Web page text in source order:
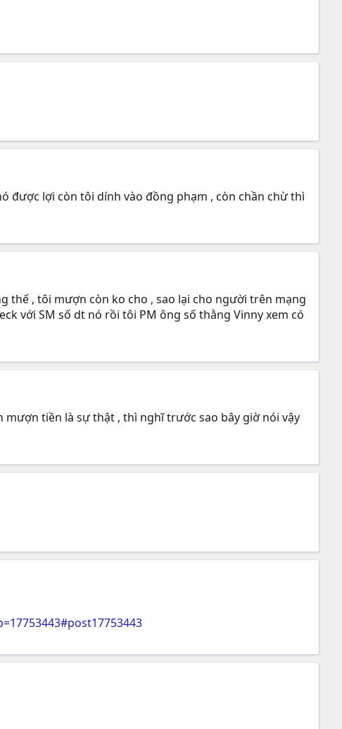
được lợi còn tôi dính vào đồng phạm , còn chần chừ thì
thế , tôi mượn còn ko cho , sao lại cho người trên mạng
với SM số dt nó rồi tôi PM ông số thằng Vinny xem có
tiền là sự thật , thì nghĩ trước sao bây giờ nói vậy